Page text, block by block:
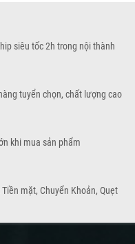
siêu tốc 2h trong nội thành
tuyển chọn, chất lượng cao
khi mua sản phẩm
mặt, Chuyển Khoản, Quẹt